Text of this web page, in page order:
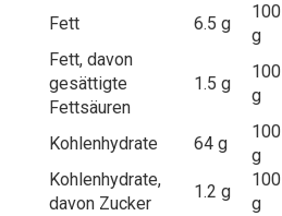
Fett
6.5 g
100
g
Fett, davon
gesättigte
Fettsäuren
1.5 g
100
g
Kohlenhydrate 64 g
100
g
Kohlenhydrate,
davon Zucker
1.2 g
100
g